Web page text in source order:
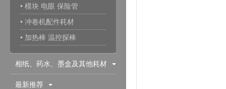
• 模块 电眼 保险管
• 冲卷机配件耗材
• 加热棒 温控探棒
相纸、药水、墨盒及其他耗材
最新推荐